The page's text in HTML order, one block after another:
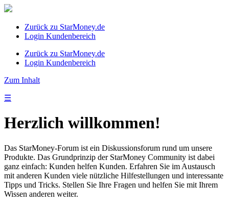
Zurück zu StarMoney.de
Login Kundenbereich
Zurück zu StarMoney.de
Login Kundenbereich
Zum Inhalt
☰
Herzlich willkommen!
Das StarMoney-Forum ist ein Diskussionsforum rund um unsere
Produkte. Das Grundprinzip der StarMoney Community ist dabei
ganz einfach: Kunden helfen Kunden. Erfahren Sie im Austausch
mit anderen Kunden viele nützliche Hilfestellungen und interessante
Tipps und Tricks. Stellen Sie Ihre Fragen und helfen Sie mit Ihrem
Wissen anderen weiter.